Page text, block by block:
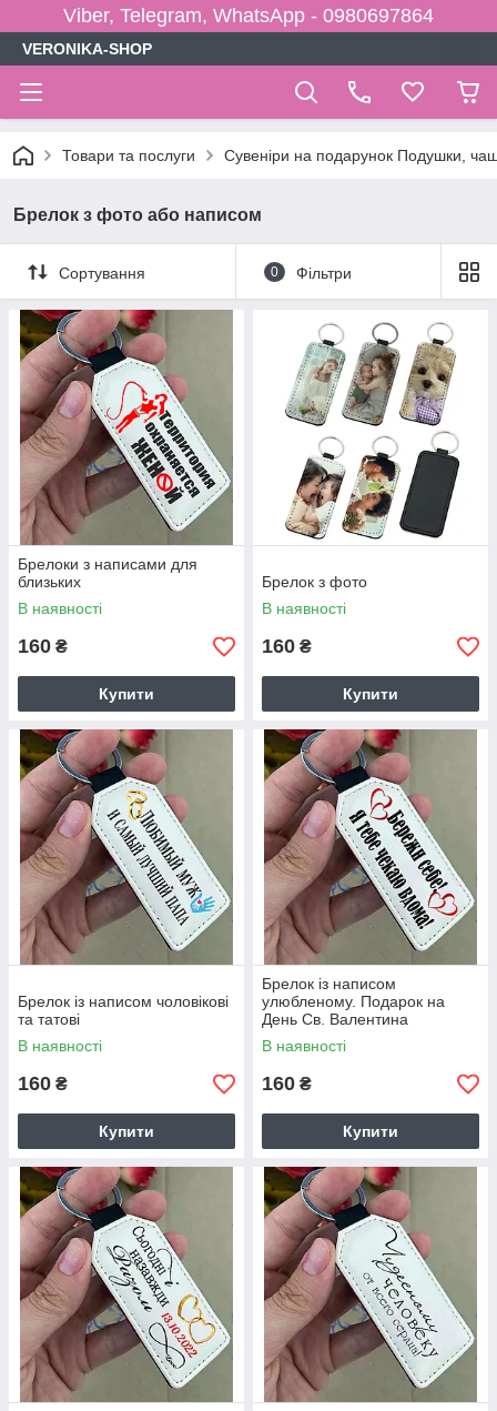
Viber, Telegram, WhatsApp - 0980697864
VERONIKA-SHOP
Товари та послуги Сувеніри на подарунок Подушки,
Брелок з фото або написом
Сортування 0 Фільтри
Брелоки з написами для
близьких
В наявності
160 ₴
Купити
Брелок з фото
В наявності
160 ₴
Купити
Брелок із написом чоловікові
та татові
В наявності
160 ₴
Купити
Брелок із написом
улюбленому. Подарок на
День Св. Валентина
В наявності
160 ₴
Купити